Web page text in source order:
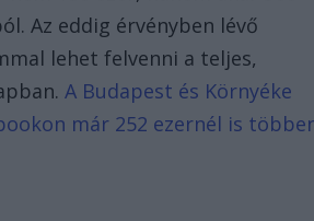
Az eddig érvényben lévő
lehet felvenni a teljes,
A Budapest és Környéke
már 252 ezernél is